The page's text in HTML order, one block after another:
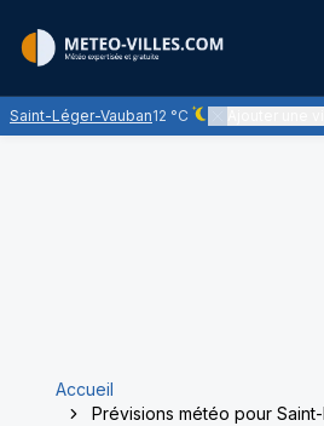
Saint-Léger-Vauban12 °C
Ciel dégagé -
Accueil
Prévisions météo pour